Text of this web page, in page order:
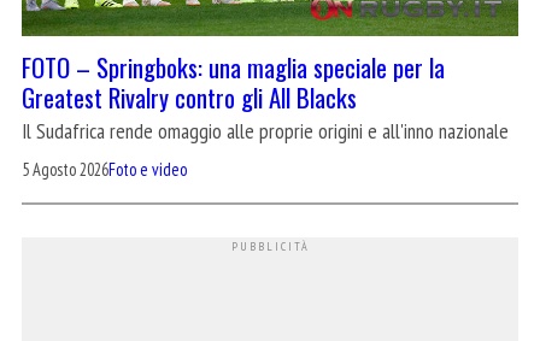
FOTO – Springboks: una maglia speciale per la
Greatest Rivalry contro gli All Blacks
Il Sudafrica rende omaggio alle proprie origini e all'inno nazionale
5 Agosto 2026Foto e video